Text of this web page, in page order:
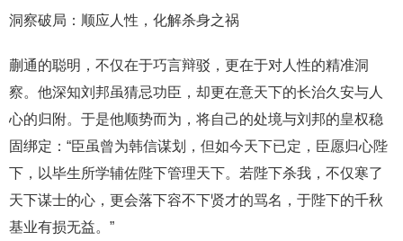
洞察破局：顺应人性，化解杀身之祸
蒯通的聪明，不仅在于巧言辩驳，更在于对人性的精准洞
察。他深知刘邦虽猜忌功臣，却更在意天下的长治久安与人
心的归附。于是他顺势而为，将自己的处境与刘邦的皇权稳
固绑定：“臣虽曾为韩信谋划，但如今天下已定，臣愿归心陛
下，以毕生所学辅佐陛下管理天下。若陛下杀我，不仅寒了
天下谋士的心，更会落下容不下贤才的骂名，于陛下的千秋
基业有损无益。”